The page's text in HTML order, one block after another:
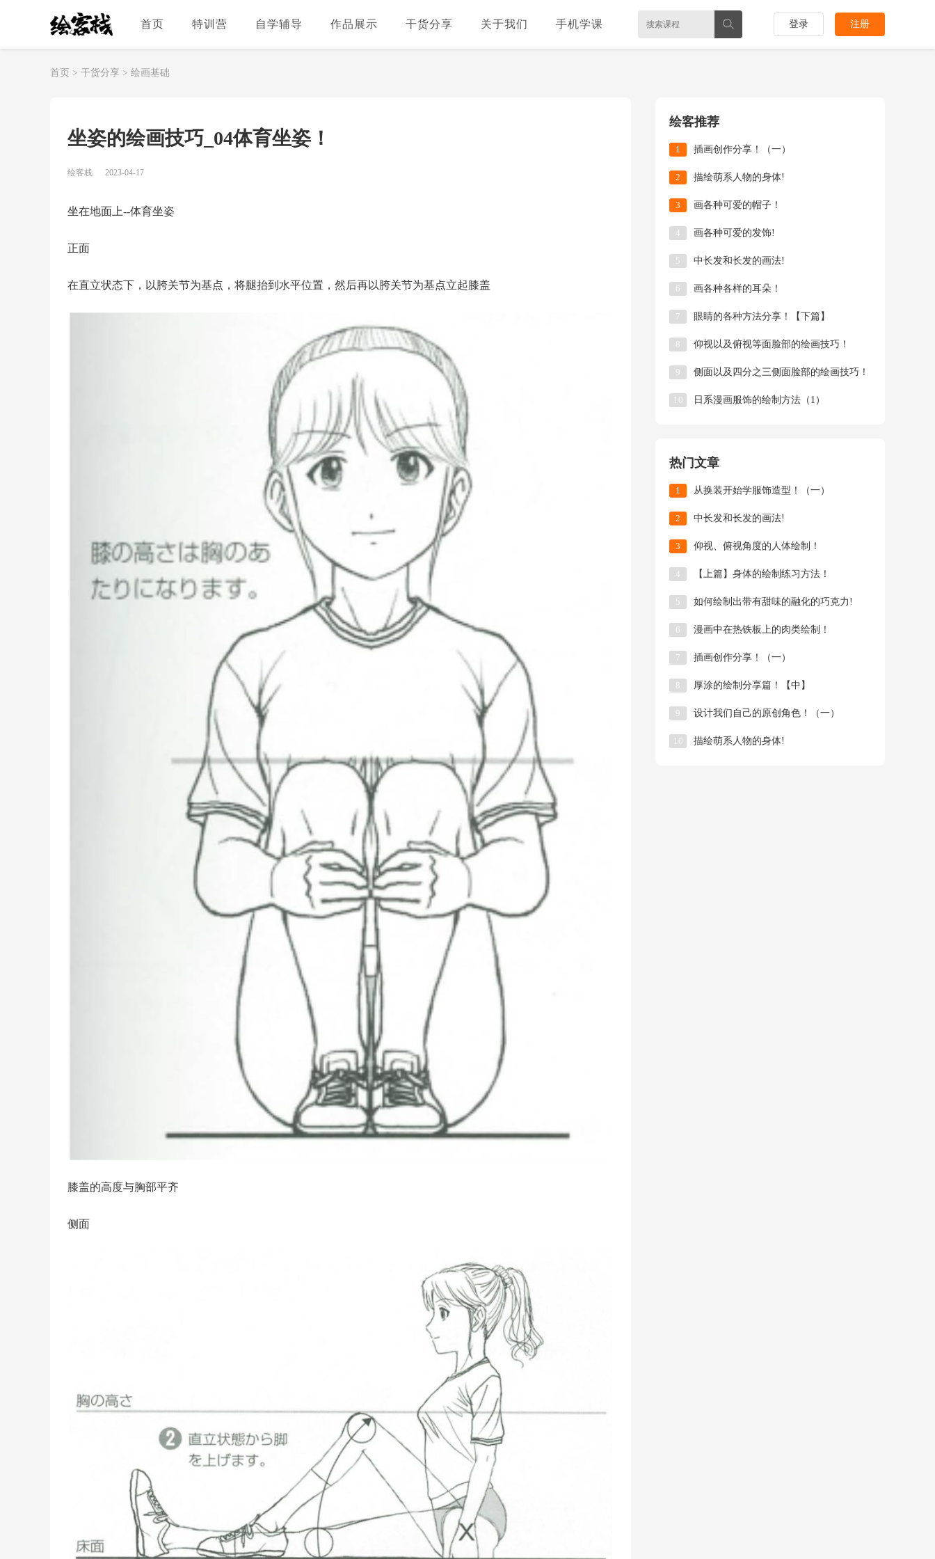
首页 特训营 自学辅导 作品展示 干货分享 关于我们 手机学课 登录 注册
首页 > 干货分享 > 绘画基础
坐姿的绘画技巧_04体育坐姿！
绘客栈 2023-04-17
坐在地面上--体育坐姿
正面
在直立状态下，以胯关节为基点，将腿抬到水平位置，然后再以胯关节为基点立起膝盖
膝盖的高度与胸部平齐
侧面
绘客推荐
1 插画创作分享！（一）
2 描绘萌系人物的身体!
3 画各种可爱的帽子！
4 画各种可爱的发饰!
5 中长发和长发的画法!
6 画各种各样的耳朵！
7 眼睛的各种方法分享！【下篇】
8 仰视以及俯视等面脸部的绘画技巧！
9 侧面以及四分之三侧面脸部的绘画技巧！
10 日系漫画服饰的绘制方法（1）
热门文章
1 从换装开始学服饰造型！（一）
2 中长发和长发的画法!
3 仰视、俯视角度的人体绘制！
4 【上篇】身体的绘制练习方法！
5 如何绘制出带有甜味的融化的巧克力!
6 漫画中在热铁板上的肉类绘制！
7 插画创作分享！（一）
8 厚涂的绘制分享篇！【中】
9 ​设计我们自己的原创角色！（一）
10 描绘萌系人物的身体!